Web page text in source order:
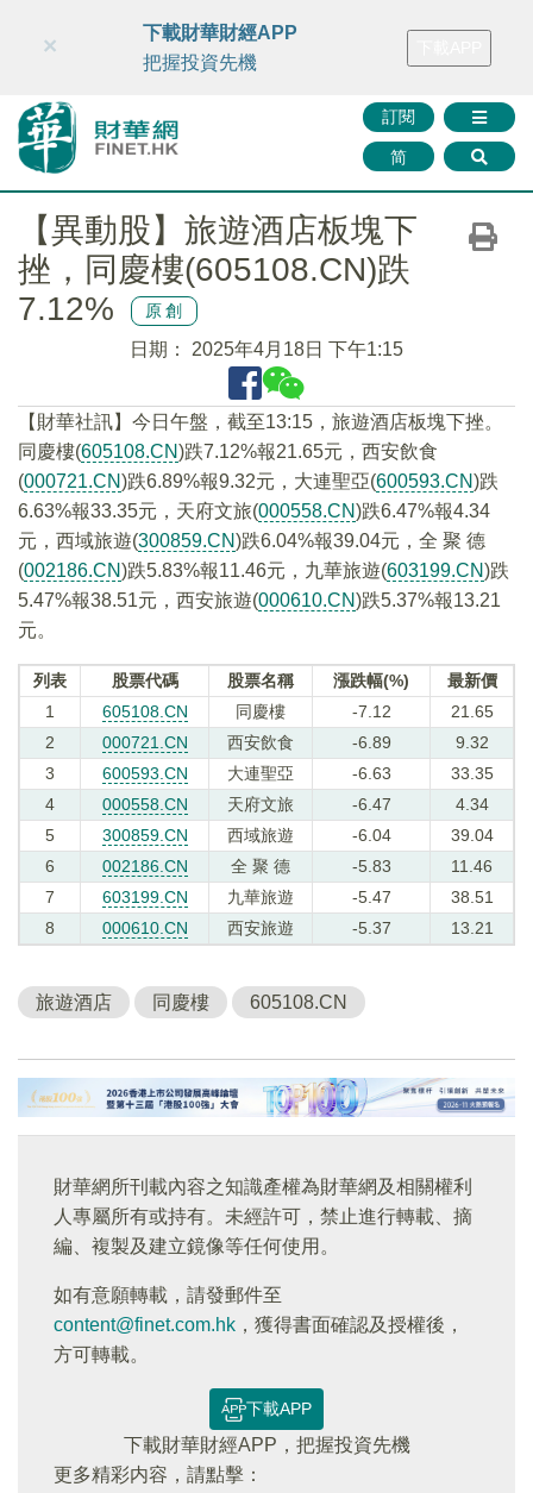
財華智庫網 FINTV FINMETA 財華證券 媒體矩陣
訂閱
简
×
下載財華財經APP
把握投資先機
【異動股】旅遊酒店板塊下
挫，同慶樓(605108.CN)跌
7.12%
原創
日期： 2025年4月18日 下午1:15
【財華社訊】今日午盤，截至13:15，旅遊酒店板塊下挫。
同慶樓(605108.CN)跌7.12%報21.65元，西安飲食
(000721.CN)跌6.89%報9.32元，大連聖亞(600593.CN)跌
6.63%報33.35元，天府文旅(000558.CN)跌6.47%報4.34
元，西域旅遊(300859.CN)跌6.04%報39.04元，全 聚 德
(002186.CN)跌5.83%報11.46元，九華旅遊(603199.CN)跌
5.47%報38.51元，西安旅遊(000610.CN)跌5.37%報13.21
元。
列表 股票代碼 股票名稱 漲跌幅(%)
最新價
1
605108.CN 同慶樓 -7.12
21.65
2
000721.CN 西安飲食 -6.89
9.32
3
600593.CN 大連聖亞 -6.63
33.35
4
000558.CN 天府文旅 -6.47
4.34
5
300859.CN 西域旅遊 -6.04
39.04
6
002186.CN 全 聚 德 -5.83
11.46
7
603199.CN 九華旅遊 -5.47
38.51
8
000610.CN 西安旅遊 -5.37 13.21
旅遊酒店 同慶樓 605108.CN
財華網所刊載內容之知識產權為財華網及相關權利
人專屬所有或持有。未經許可，禁止進行轉載、摘
編、複製及建立鏡像等任何使用。
如有意願轉載，請發郵件至
content@finet.com.hk ，獲得書面確認及授權後，
方可轉載。
下載APP
下載財華財經APP，把握投資先機
更多精彩内容，請點擊：